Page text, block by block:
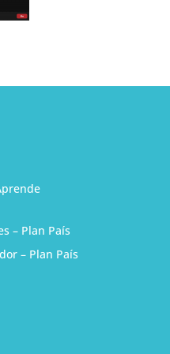
– Plan País
– Plan País